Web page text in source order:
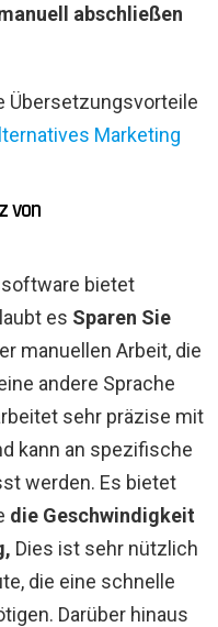
abschließen
Übersetzungsvorteile
Marketing
von
bietet
es Sparen Sie
manuellen Arbeit, die
andere Sprache
sehr präzise mit
kann an spezifische
werden. Es bietet
die Geschwindigkeit
Dies ist sehr nützlich
die eine schnelle
Darüber hinaus